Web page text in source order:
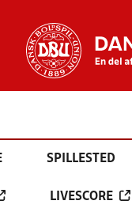
SPILLESTED
LIVESCORE